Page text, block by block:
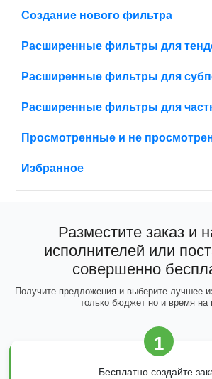
Создание нового фильтра
Расширенные фильтры для
Расширенные фильтры для
Расширенные фильтры для
Просмотренные и не
Избранное
Разместите заказ и
исполнителей или
совершенно
Получите предложения и выберите лучшее
только бюджет но и время на
1
Бесплатно создайте